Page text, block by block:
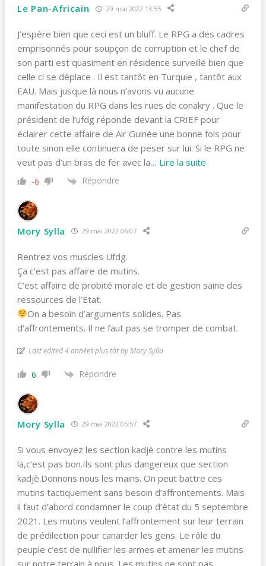
Le Pan-Africain 29 mai 2022 13:55
J’espère bien que ceci est un bluff. Le RPG a des cadres
emprisonnés pour soupçon de corruption et le chef de
son parti est quasiment en résidence surveillé bien que
celle ci se déplace . Il est tantôt en Turquie , tantôt aux
EAU. Mais jusque là nous n’avons vu aucune
manifestation du RPG dans les rues de conakry . Que le
président de l’ufdg réponde devant la CRIEF pour
éclairer cette affaire de Air Guinée une bonne fois pour
toute sinon elle continuera de peser sur lui. Si le RPG ne
veut pas d’un bras de fer avec la… Lire la suite
-6 Répondre
Mory Sylla 29 mai 2022 06:07
Rentrez vos muscles Ufdg.
Ça c’est pas affaire de mutins.
C’est affaire de probité morale et de gestion saine des
ressources de l’Etat.
On a besoin d’arguments solides. Pas
d’affrontements. Il ne faut pas se tromper de combat.
Last edited 4 années plus tôt by Mory Sylla
6 Répondre
Mory Sylla 29 mai 2022 05:57
Si vous envoyez les section kadjè contre les mutins
là,c’est pas bon.Ils sont plus dangereux que section
kadjè.Donnons nous les mains. On peut battre ces
mutins tactiquement sans besoin d’affrontements. Mais
il faut d’abord condamner le coup d’état du 5 septembre
2021. Les mutins veulent l’affrontement sur leur terrain
de prédilection pour canarder les gens. Le rôle du
peuple c’est de nullifier les armes et amener les mutins
sur notre terrain à nous. Les mutins ne sont pas